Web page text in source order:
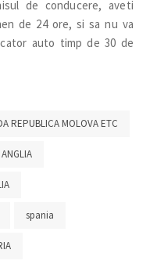
de conducere, aveti
de 24 ore, si sa nu va
auto timp de 30 de
REPUBLICA MOLOVA ETC
spania